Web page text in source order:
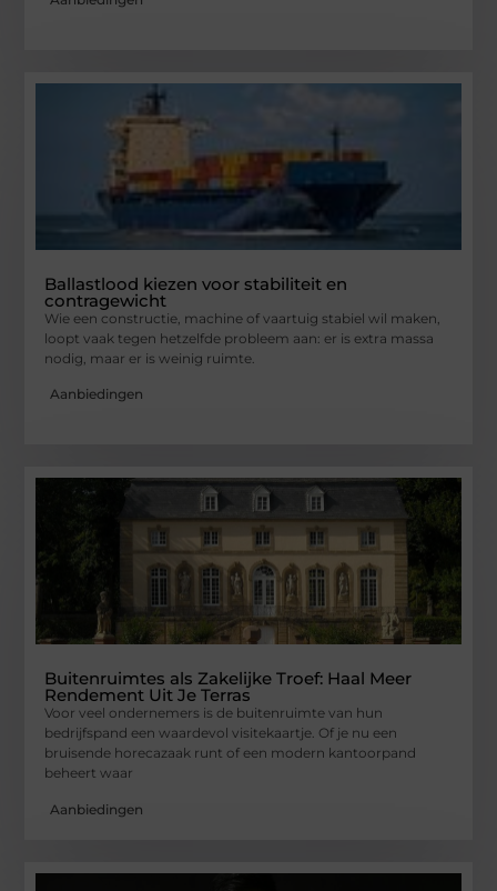
Ballastlood kiezen voor stabiliteit en
contragewicht
Wie een constructie, machine of vaartuig stabiel wil maken,
loopt vaak tegen hetzelfde probleem aan: er is extra massa
nodig, maar er is weinig ruimte.
Aanbiedingen
Buitenruimtes als Zakelijke Troef: Haal Meer
Rendement Uit Je Terras
Voor veel ondernemers is de buitenruimte van hun
bedrijfspand een waardevol visitekaartje. Of je nu een
bruisende horecazaak runt of een modern kantoorpand
beheert waar
Aanbiedingen